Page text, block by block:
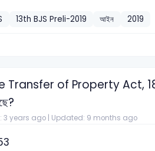
13th BJS Preli-2019 আইন 2019
Transfer of Property Act, 1882-
3 years ago | Updated: 9 months ago